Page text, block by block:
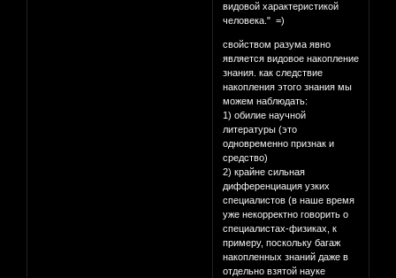
видовой характеристикой
человека." =)
свойством разума явно
является видовое накопление
знания. как следствие
накопления этого знания мы
можем наблюдать:
1) обилие научной
литературы (это
одновременно признак и
средство)
2) крайне сильная
дифференциация узких
специалистов (в наше время
уже некорректно говорить о
специалистах-физиках, к
примеру, поскольку багаж
накопленных знаний даже в
отдельно взятой науке